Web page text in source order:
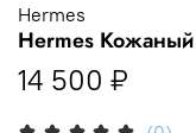
Hermes
Hermes
14 500 ₽